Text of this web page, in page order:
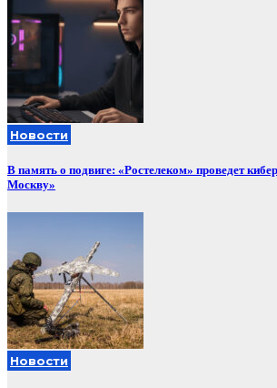
Новости
В память о подвиге: «Ростелеком» проведет
Москву»
Новости